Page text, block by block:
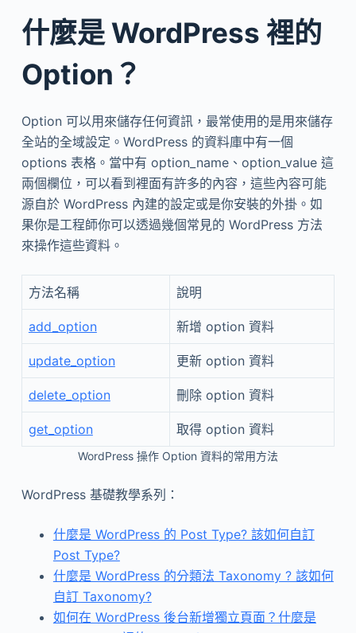
什麼是 WordPress 裡的
Option？
Option 可以用來儲存任何資訊，最常使用的是用來儲存
全站的全域設定。WordPress 的資料庫中有一個
options 表格。當中有 option_name、option_value 這
兩個欄位，可以看到裡面有許多的內容，這些內容可能
源自於 WordPress 內建的設定或是你安裝的外掛。如
果你是工程師你可以透過幾個常見的 WordPress 方法
來操作這些資料。
方法名稱 說明
add_option 新增 option 資料
update_option 更新 option 資料
delete_option 刪除 option 資料
get_option 取得 option 資料
WordPress 操作 Option 資料的常用方法
WordPress 基礎教學系列：
什麼是 WordPress 的 Post Type? 該如何自訂
Post Type?
什麼是 WordPress 的分類法 Taxonomy ? 該如何
自訂 Taxonomy?
如何在 WordPress 後台新增獨立頁面？什麼是